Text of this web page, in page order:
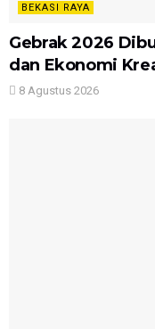
BEKASI RAYA
Gebrak 2026
dan Ekonomi
8 Agustus 2026